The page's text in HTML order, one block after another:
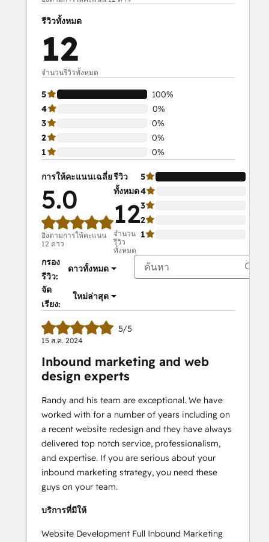
รีวิวทั้งหมด
12
จำนวนรีวิวทั้งหมด
5
100%
4
0%
3
0%
2
0%
1
0%
การให้คะแนนเฉลี่ย
5.0
อิงตามการให้คะแนน
12 ดาว
รีวิว
ทั้งหมด
12
จำนวน
รีวิว
ทั้งหมด
5
4
3
2
1
กรอง
รีวิว:
ดาวทั้งหมด
จัด
เรียง:
ใหม่ล่าสุด
5/5
15 ส.ค. 2024
Inbound marketing and web
design experts
Randy and his team are exceptional. We have
worked with for a number of years including on
a recent website redesign and they have always
delivered top notch service, professionalism,
and expertise. If you are serious about your
inbound marketing strategy, you need these
guys on your team.
บริการที่มีให้
Website Development Full Inbound Marketing